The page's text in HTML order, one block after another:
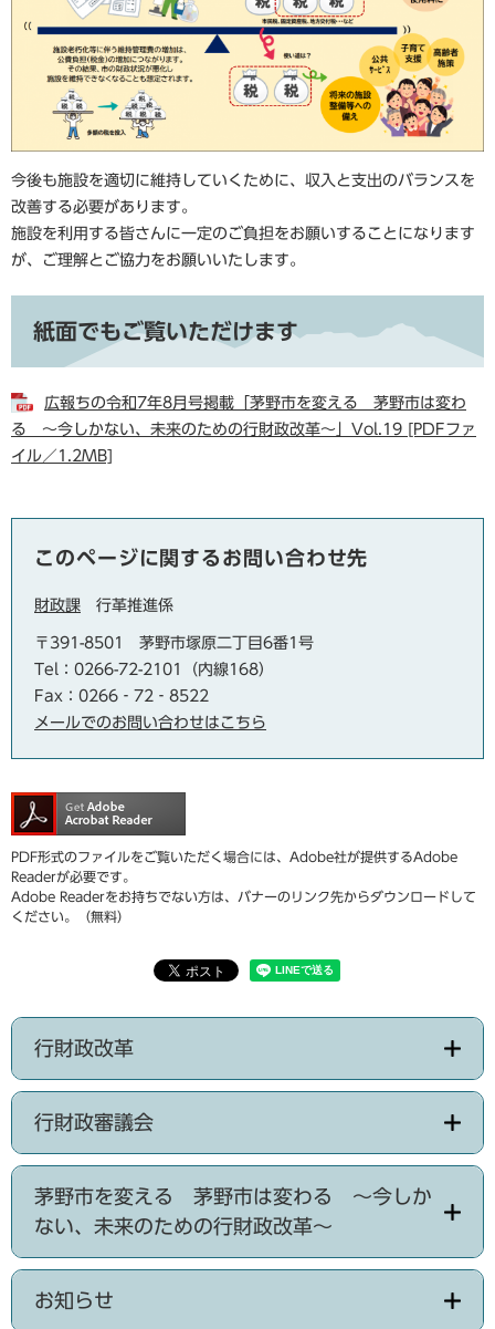
今後も施設を適切に維持していくために、収入と支出のバランスを
改善する必要があります。
施設を利用する皆さんに一定のご負担をお願いすることになります
が、ご理解とご協力をお願いいたします。
紙面でもご覧いただけます
広報ちの令和7年8月号掲載「茅野市を変える 茅野市は変わ
る ～今しかない、未来のための行財政改革～」Vol.19 [PDFファ
イル／1.2MB]
このページに関するお問い合わせ先
財政課 行革推進係
〒391-8501
茅野市塚原二丁目6番1号
Tel：0266-72-2101（内線168）
Fax：0266‐72‐8522
メールでのお問い合わせはこちら
PDF形式のファイルをご覧いただく場合には、Adobe社が提供するAdobe
Readerが必要です。
Adobe Readerをお持ちでない方は、バナーのリンク先からダウンロードして
ください。（無料）
行財政改革
行財政審議会
茅野市を変える 茅野市は変わる ～今しか
ない、未来のための行財政改革～
お知らせ